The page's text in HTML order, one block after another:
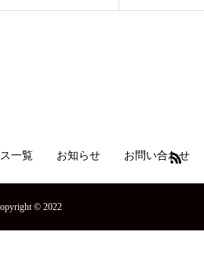
一覧 お知らせ お問い合わせ
© 2022